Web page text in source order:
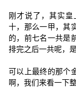
刚才说了，其实
十，那么一甲，其
的，前七名一共是
排完之后一共呢，
可以上最终的那个
啊，我们来看一下